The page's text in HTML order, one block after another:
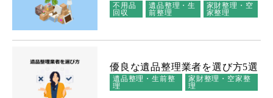
不用品
回収
遺品整理・生
前整理
家財整理・空
家整理
優良な遺品整理業者を選び方5選
遺品整理・生前整
理
家財整理・空家整
理